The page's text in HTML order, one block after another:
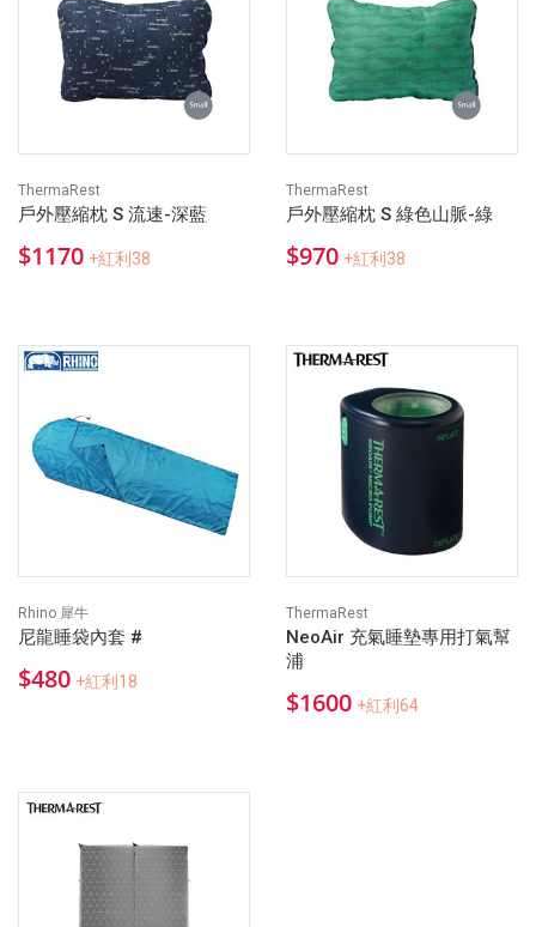
ThermaRest
戶外壓縮枕 S 流速-深藍
$1170 +紅利38
ThermaRest
戶外壓縮枕 S 綠色山脈-綠
$970 +紅利38
Rhino 犀牛
尼龍睡袋內套 #
$480 +紅利18
ThermaRest
NeoAir 充氣睡墊專用打氣幫
浦
$1600 +紅利64